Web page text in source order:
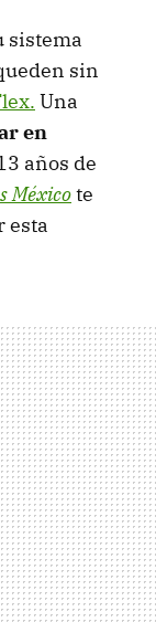
sistema
sin
Una
en
años de
Méxicote
esta